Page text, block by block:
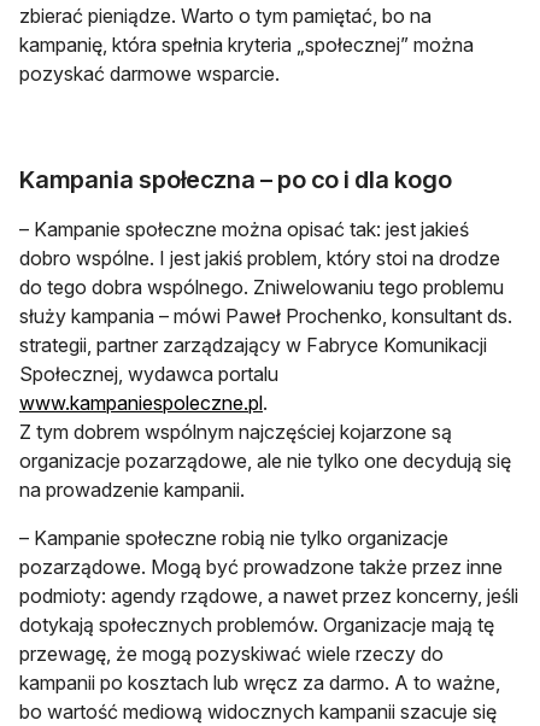
zbierać pieniądze. Warto o tym pamiętać, bo na
kampanię, która spełnia kryteria „społecznej” można
pozyskać darmowe wsparcie.
Kampania społeczna – po co i dla kogo
– Kampanie społeczne można opisać tak: jest jakieś
dobro wspólne. I jest jakiś problem, który stoi na drodze
do tego dobra wspólnego. Zniwelowaniu tego problemu
służy kampania – mówi Paweł Prochenko, konsultant ds.
strategii, partner zarządzający w Fabryce Komunikacji
Społecznej, wydawca portalu
www.kampaniespoleczne.pl.
Z tym dobrem wspólnym najczęściej kojarzone są
organizacje pozarządowe, ale nie tylko one decydują się
na prowadzenie kampanii.
– Kampanie społeczne robią nie tylko organizacje
pozarządowe. Mogą być prowadzone także przez inne
podmioty: agendy rządowe, a nawet przez koncerny, jeśli
dotykają społecznych problemów. Organizacje mają tę
przewagę, że mogą pozyskiwać wiele rzeczy do
kampanii po kosztach lub wręcz za darmo. A to ważne,
bo wartość mediową widocznych kampanii szacuje się